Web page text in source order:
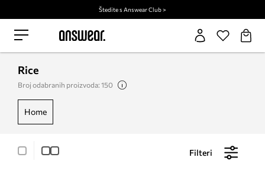
Štedite s Answear Club >
Rice
Broj odabranih proizvoda: 150
home
Filteri